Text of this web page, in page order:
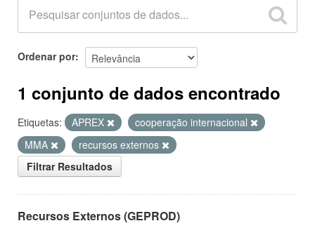
Ordenar por
1 conjunto de dados encontrado
Etiquetas: APREX
cooperação internacional
MMA
recursos externos
Filtrar Resultados
Recursos Externos (GEPROD)